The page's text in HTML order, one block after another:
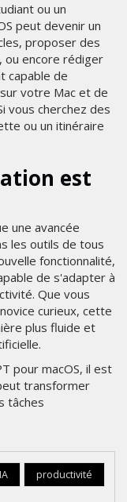
ou un
peut devenir un
proposer des
ou encore rédiger
capable de
votre Mac et de
vous cherchez des
ou un itinéraire
est
une avancée
les outils de tous
fonctionnalité,
de s'adapter à
Que vous
curieux, cette
plus fluide et
pour macOS, il est
transformer
tâches
IA
productivité